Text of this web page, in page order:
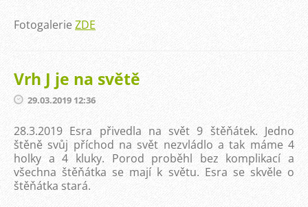
Fotogalerie ZDE
Vrh J je na světě
29.03.2019 12:36
28.3.2019 Esra přivedla na svět 9 štěňátek. Jedno
štěně svůj příchod na svět nezvládlo a tak máme 4
holky a 4 kluky. Porod proběhl bez komplikací a
všechna štěňátka se mají k světu. Esra se skvěle o
štěňátka stará.